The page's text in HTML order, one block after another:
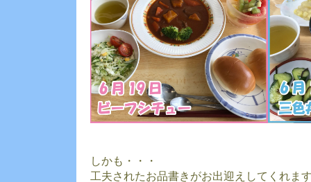
しかも・・・
工夫されたお品書きがお出迎えしてくれま